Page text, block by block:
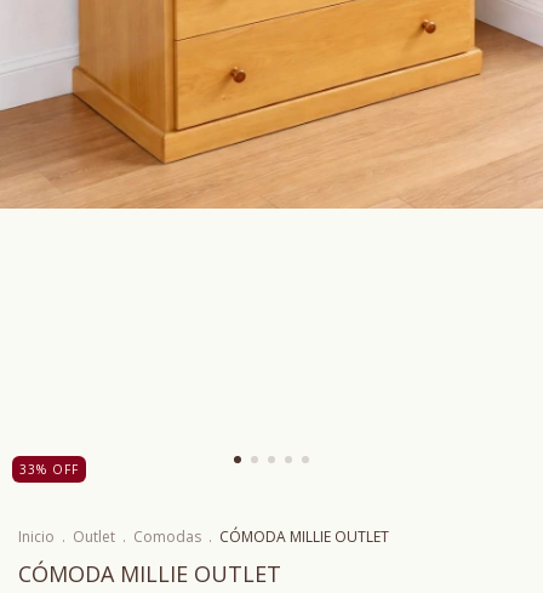
33% OFF
Inicio . Outlet . Comodas . CÓMODA MILLIE OUTLET
CÓMODA MILLIE OUTLET